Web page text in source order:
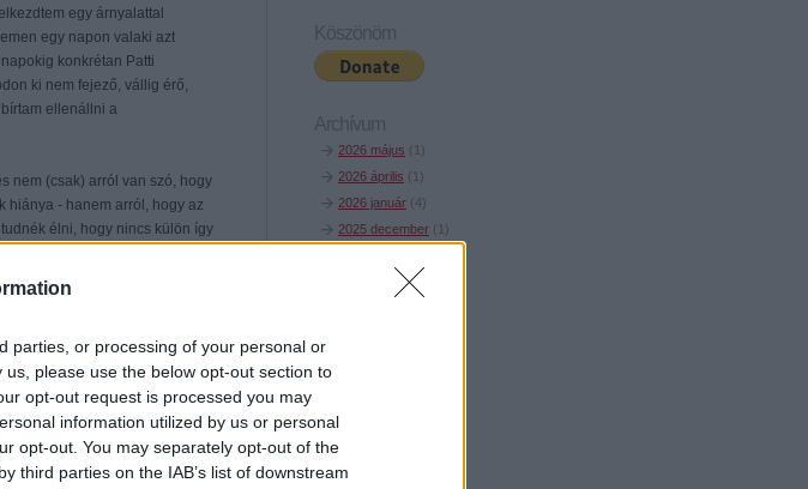
parties, or processing of your personal or
please use the below opt-out section to
opt-out request is processed you may
information utilized by us or personal
opt-out. You may separately opt-out of the
third parties on the IAB’s list of downstream
egy árnyalattal
egy napon valaki azt
konkrétan Patti
ki nem fejező, vállig érő,
ellenállni a
nem (csak) arról van szó, hogy
hiánya - hanem arról, hogy az
élni, hogy nincs külön így
kifejezetten ciki és fura és
kirándul, virslit grillez és köt. Ha
az a sok könyv, és nem kell
jót kirándulni és virslit
amikor a magyar
hogyIdő nem is létezik,
ahogyan az agyunk
csak részletekben, és amikor
az teljesen normális,
pár év, és megnyugtatónak
Köszönöm
Archívum
2026 május (1 )
2026 április (1 )
2026 január (4)
2025 december (1 )
2025 október
2025 március